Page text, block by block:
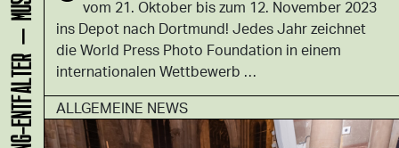
vom 21. Oktober bis zum 12. November 2023
ins Depot nach Dortmund! Jedes Jahr zeichnet
die World Press Photo Foundation in einem
internationalen Wettbewerb …
ALLGEMEINE NEWS